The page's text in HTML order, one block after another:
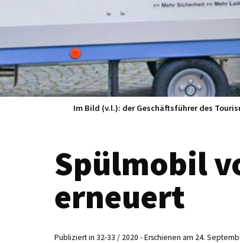
Im Bild (v.l.): der Geschäftsführer des
Spülmobil
erneuert
Publiziert in 32-33 / 2020 - Erschienen am 24.